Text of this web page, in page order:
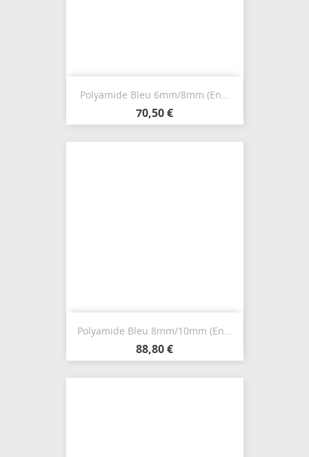
Polyamide Bleu 6mm/8mm (en...
70,50 €
Polyamide Bleu 8mm/10mm (en...
88,80 €